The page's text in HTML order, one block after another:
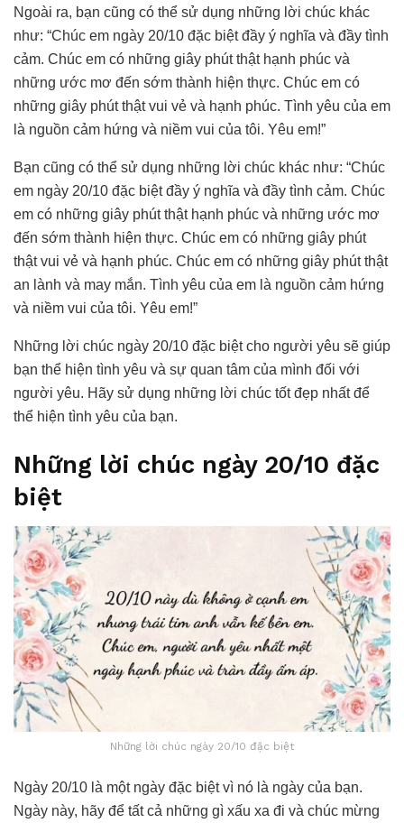
Ngoài ra, bạn cũng có thể sử dụng những lời chúc khác
như: “Chúc em ngày 20/10 đặc biệt đầy ý nghĩa và đầy tình
cảm. Chúc em có những giây phút thật hạnh phúc và
những ước mơ đến sớm thành hiện thực. Chúc em có
những giây phút thật vui vẻ và hạnh phúc. Tình yêu của em
là nguồn cảm hứng và niềm vui của tôi. Yêu em!”
Bạn cũng có thể sử dụng những lời chúc khác như: “Chúc
em ngày 20/10 đặc biệt đầy ý nghĩa và đầy tình cảm. Chúc
em có những giây phút thật hạnh phúc và những ước mơ
đến sớm thành hiện thực. Chúc em có những giây phút
thật vui vẻ và hạnh phúc. Chúc em có những giây phút thật
an lành và may mắn. Tình yêu của em là nguồn cảm hứng
và niềm vui của tôi. Yêu em!”
Những lời chúc ngày 20/10 đặc biệt cho người yêu sẽ giúp
bạn thể hiện tình yêu và sự quan tâm của mình đối với
người yêu. Hãy sử dụng những lời chúc tốt đẹp nhất để
thể hiện tình yêu của bạn.
Những lời chúc ngày 20/10 đặc
biệt
Những lời chúc ngày 20/10 đặc biệt
Ngày 20/10 là một ngày đặc biệt vì nó là ngày của bạn.
Ngày này, hãy để tất cả những gì xấu xa đi và chúc mừng